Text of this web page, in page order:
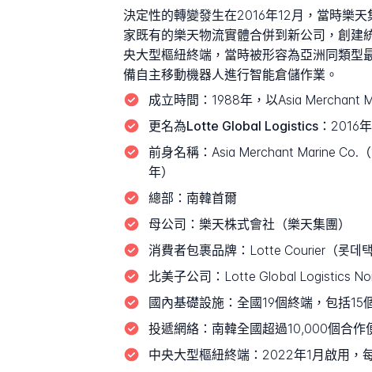
決定性的轉變發生在2016年12月，當時樂
家既有的樂天物流實體合併到新公司，創
央大型樞紐終端，當時被形容為亞洲同類型
備自主移動機器人進行智能倉儲作業。
成立時間： 1988年，以Asia Merchant
更名為Lotte Global Logistics： 2016
前身名稱： Asia Merchant Marine Co.
年）
總部： 南韓首爾
母公司： 樂天株式會社（樂天集團）
消費者包裹品牌： Lotte Courier（롯데택
北美子公司： Lotte Global Logistics
國內基礎設施： 全國19個終端，包括15
投遞網絡： 南韓全國超過10,000個合作
中央大型樞紐終端： 2022年1月啟用，